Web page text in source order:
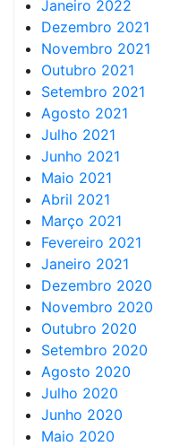
Janeiro 2022
Dezembro 2021
Novembro 2021
Outubro 2021
Setembro 2021
Agosto 2021
Julho 2021
Junho 2021
Maio 2021
Abril 2021
Março 2021
Fevereiro 2021
Janeiro 2021
Dezembro 2020
Novembro 2020
Outubro 2020
Setembro 2020
Agosto 2020
Julho 2020
Junho 2020
Maio 2020